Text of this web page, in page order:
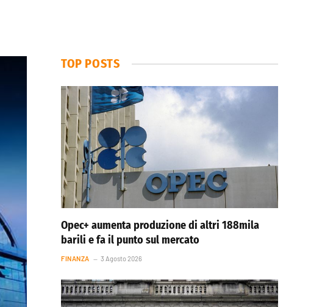
TOP POSTS
Opec+ aumenta produzione di altri 188mila
barili e fa il punto sul mercato
FINANZA 3 Agosto 2026